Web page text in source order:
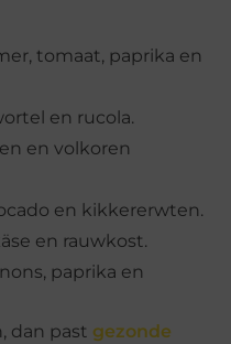
tomaat, paprika en
en rucola.
en volkoren
en kikkererwten.
en rauwkost.
paprika en
dan past gezonde